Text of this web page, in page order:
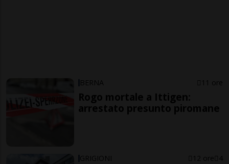
BERNA 11 ore
Rogo mortale a Ittigen:
arrestato presunto piromane
GRIGIONI 12 ore 4